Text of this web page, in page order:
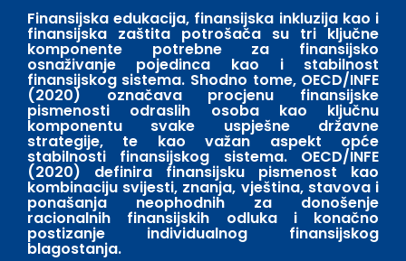
Finansijska edukacija, finansijska inkluzija kao i
finansijska zaštita potrošača su tri ključne
komponente potrebne za finansijsko
osnaživanje pojedinca kao i stabilnost
finansijskog sistema. Shodno tome, OECD/INFE
(2020) označava procjenu finansijske
pismenosti odraslih osoba kao ključnu
komponentu svake uspješne državne
strategije, te kao važan aspekt opće
stabilnosti finansijskog sistema. OECD/INFE
(2020) definira finansijsku pismenost kao
kombinaciju svijesti, znanja, vještina, stavova i
ponašanja neophodnih za donošenje
racionalnih finansijskih odluka i konačno
postizanje individualnog finansijskog
blagostanja.